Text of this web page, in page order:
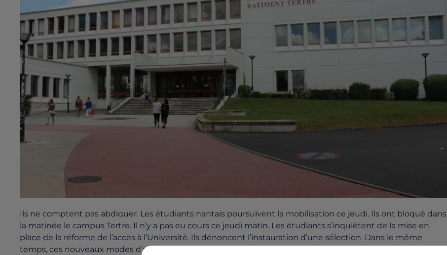
Ils ne comptent pas abdiquer. Les étudiants nantais poursuivent la mobilisation ce jeudi. Ils ont bloqué dans
la matinée le campus Tertre. Il n’y a pas eu cours ce jeudi matin. Les étudiants s’inquiètent de la mise en
place de la réforme de l’accès à l’Université. Ils dénoncent l’instauration d’une sélection. Dans le même
temps, ces nouveaux modes d’accès sont débattus depuis ce mercredi au Sénat.